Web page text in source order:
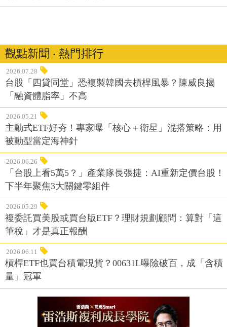
觀點新聞 ‧ 熱門排行
2026.07.28
台股「四貸同堂」恐複製韓國去槓桿風暴？陳威良揭
「融資體脂率」不高
2026.05.21
主動式ETF好夯！專家曝「核心＋衛星」混搭策略：用
被動型當定海神針
2026.06.26
「台股上看5萬5？」產業隊長張捷：AI重新定價台股！
下半年聚焦3大關鍵零組件
2026.05.29
複委託買美股或買台版ETF？理財規劃顧問：算對「這
筆稅」才是真正報酬
2026.06.11
槓桿ETF也買台積電現貨？00631L曝險破百，成「含積
量」冠軍